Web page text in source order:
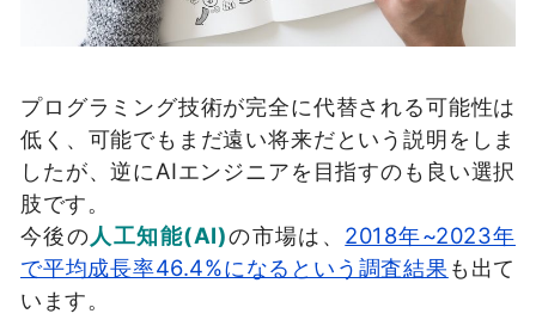
プログラミング技術が完全に代替される可能性は
低く、可能でもまだ遠い将来だという説明をしま
したが、逆にAIエンジニアを目指すのも良い選択
肢です。
今後の人工知能(AI)の市場は、 2018年~2023年
で平均成長率46.4%になるという調査結果 も出て
います。